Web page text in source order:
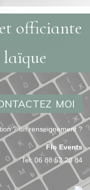
officiante
laïque
MOI
? un renseignement ?
Flo Events
Tel: 06 88 52 20 84